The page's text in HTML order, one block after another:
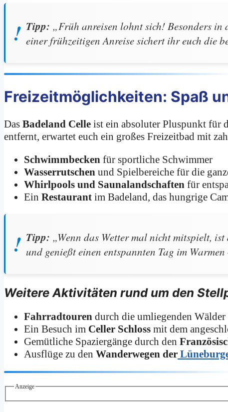
Tipp: „Früh anreisen lohnt sich! Besonders
einer frühzeitigen Anreise sichert ihr euch die
Freizeitmöglichkeiten: Spaß
Das Badeland Celle ist ein absoluter Pluspunkt für
entfernt, erwartet euch ein großes Freizeitbad mit
Schwimmbecken für sportliche Schwimmer
Wasserrutschen und Spielbereiche für die
Whirlpools und Saunalandschaften für
Ein Restaurant im Badeland, das hungrige
Tipp: „Wenn das Wetter mal nicht mitspielt,
und genießt einen entspannten Tag im
Weitere Aktivitäten rund um den
Fahrradtouren durch die umliegenden Wälder
Ein Besuch im Celler Schloss mit dem
Gemütliche Spaziergänge durch den
Ausflüge zu den Wanderwegen der
Anzeige